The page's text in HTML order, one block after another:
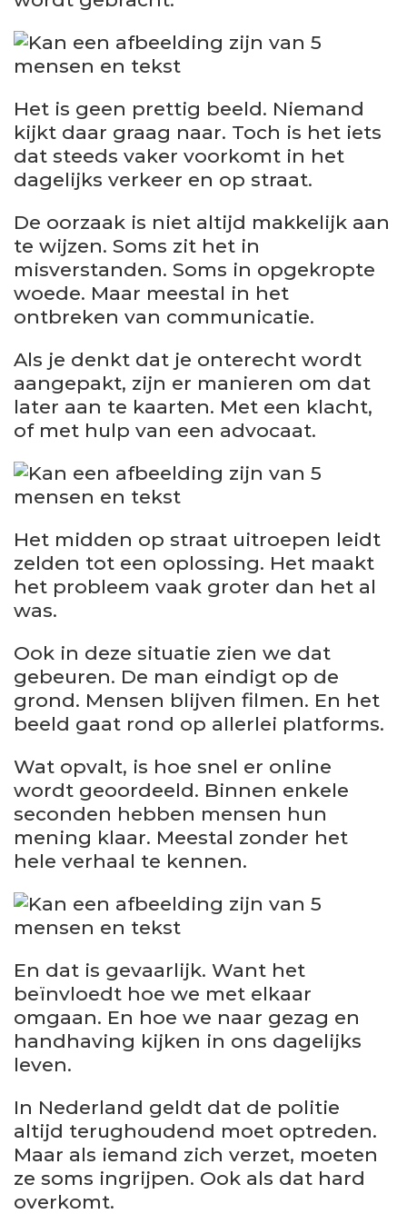
Het is geen prettig beeld. Niemand
kijkt daar graag naar. Toch is het iets
dat steeds vaker voorkomt in het
dagelijks verkeer en op straat.
De oorzaak is niet altijd makkelijk aan
te wijzen. Soms zit het in
misverstanden. Soms in opgekropte
woede. Maar meestal in het
ontbreken van communicatie.
Als je denkt dat je onterecht wordt
aangepakt, zijn er manieren om dat
later aan te kaarten. Met een klacht,
of met hulp van een advocaat.
Het midden op straat uitroepen leidt
zelden tot een oplossing. Het maakt
het probleem vaak groter dan het al
was.
Ook in deze situatie zien we dat
gebeuren. De man eindigt op de
grond. Mensen blijven filmen. En het
beeld gaat rond op allerlei platforms.
Wat opvalt, is hoe snel er online
wordt geoordeeld. Binnen enkele
seconden hebben mensen hun
mening klaar. Meestal zonder het
hele verhaal te kennen.
En dat is gevaarlijk. Want het
beïnvloedt hoe we met elkaar
omgaan. En hoe we naar gezag en
handhaving kijken in ons dagelijks
leven.
In Nederland geldt dat de politie
altijd terughoudend moet optreden.
Maar als iemand zich verzet, moeten
ze soms ingrijpen. Ook als dat hard
overkomt.